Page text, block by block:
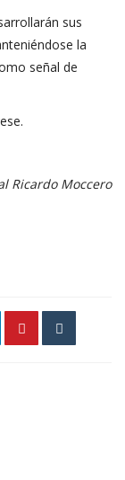
sus
la
señal de
Ricardo Moccero